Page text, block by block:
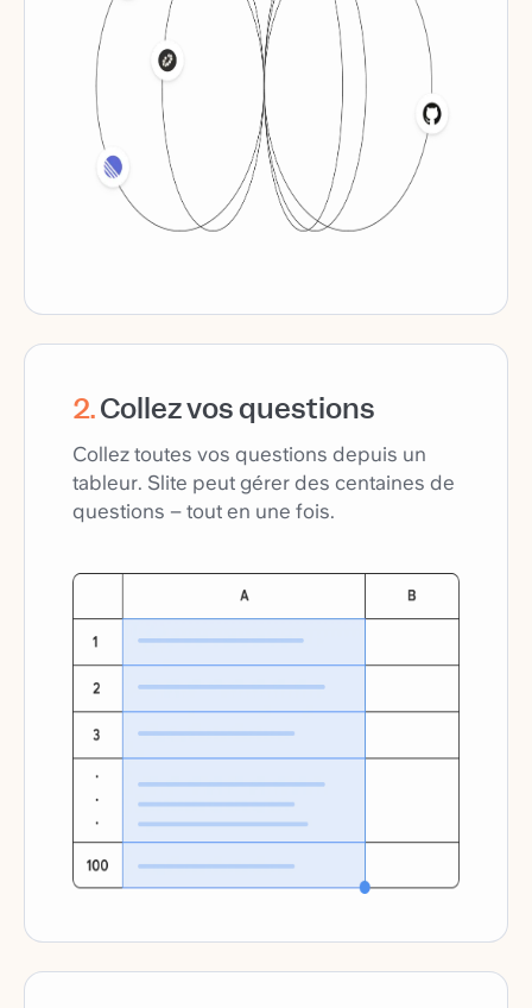
2.Collez vos questions
Collez toutes vos questions depuis un
tableur. Slite peut gérer des centaines de
questions – tout en une fois.